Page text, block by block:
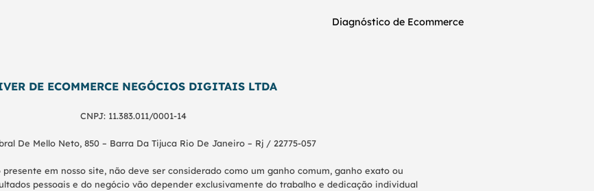
Diagnóstico de Ecommerce
DE ECOMMERCE NEGÓCIOS DIGITAIS LTDA
CNPJ: 11.383.011/0001-14
De Mello Neto, 850 – Barra Da Tijuca Rio De Janeiro – Rj / 22775-057
em nosso site, não deve ser considerado como um ganho comum, ganho exato ou
pessoais e do negócio vão depender exclusivamente do trabalho e dedicação individual